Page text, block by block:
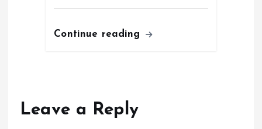
Continue reading
Leave a Reply